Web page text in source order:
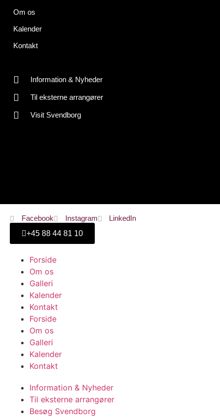
Om os
Kalender
Kontakt
Information & Nyheder
Til eksterne arrangører
Visit Svendborg
Facebook Instagram
LinkedIn
+45 ‭88 44 81 10
Forside
Om os
Galleri
Kalender
Kontakt
Forside
Om os
Galleri
Kalender
Kontakt
Information & Nyheder
Til eksterne arrangører
Besøg Svendborg